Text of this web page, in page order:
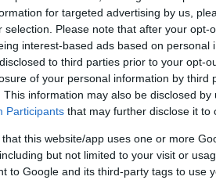
for targeted advertising by us,
selection. Please note that after your opt-
interest-based ads based on personal
to third parties prior to your opt-
of your personal information by third
This information may also be disclosed
Participants that may further disclose it to
that this website/app uses one or more
but not limited to your visit or
to Google and its third-party tags to use
με
δεν